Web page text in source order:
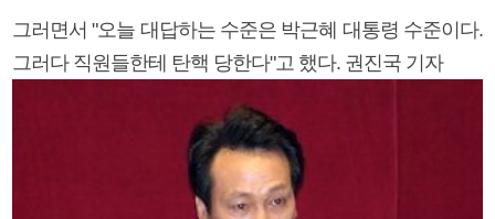
그러면서 "오늘 대답하는 수준은 박근혜 대통령 수준이다.
그러다 직원들한테 탄핵 당한다"고 했다. 권진국 기자